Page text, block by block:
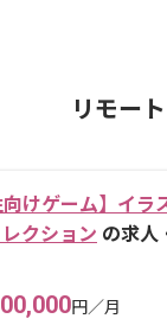
リモー
向けゲーム】イラ
レクション の求人
円／月